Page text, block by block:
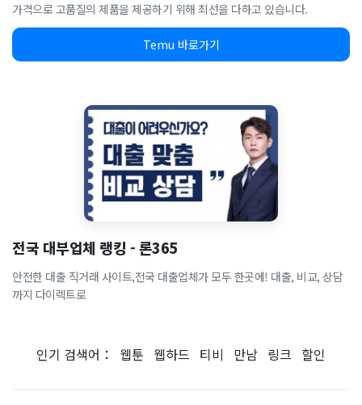
가격으로 고품질의 제품을 제공하기 위해 최선을 다하고 있습니다.
Temu 바로가기
전국 대부업체 랭킹 - 론365
안전한 대출 직거래 사이트,전국 대출업체가 모두 한곳에! 대출, 비교, 상담
까지 다이렉트로
인기 검색어： 웹툰 웹하드 티비 만남 링크 할인